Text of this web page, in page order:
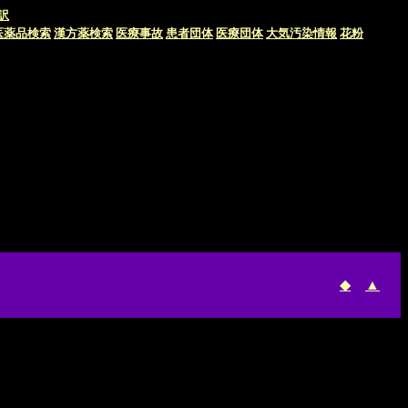
薬品検索漢方薬検索 医療事故 患者団体 医療団体 大気汚染情報 花粉
◆ ▲